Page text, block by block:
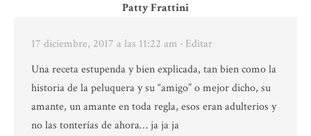
Patty Frattini
17 diciembre, 2017 a las 11:22 am · Editar
Una receta estupenda y bien explicada, tan bien como la
historia de la peluquera y su “amigo” o mejor dicho, su
amante, un amante en toda regla, esos eran adulterios y
no las tonterías de ahora… ja ja ja